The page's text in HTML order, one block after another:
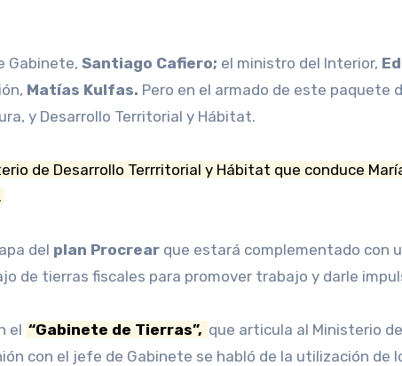
Gabinete, Santiago Cafiero; el ministro del Interior,
Matías Kulfas. Pero en el armado de este
y Desarrollo Territorial y Hábitat.
de Desarrollo Terrritorial y Hábitat que conduce
del plan Procrear que estará complementado con
de tierras fiscales para promover trabajo y darle
el “Gabinete de Tierras”, que articula al Ministerio
con el jefe de Gabinete se habló de la utilización de